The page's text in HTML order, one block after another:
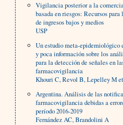
Vigilancia posterior a la
basada en riesgos: Recursos
de ingresos bajos y medios
USP
Un estudio meta-epidemiológico
y poca información sobre los
para la detección de señales en
farmacovigilancia
Khouri C, Revol B, Lepelley M
Argentina. Análisis de las
farmacovigilancia debidas a
período 2016-2019
Fernández AC, Brandolini A